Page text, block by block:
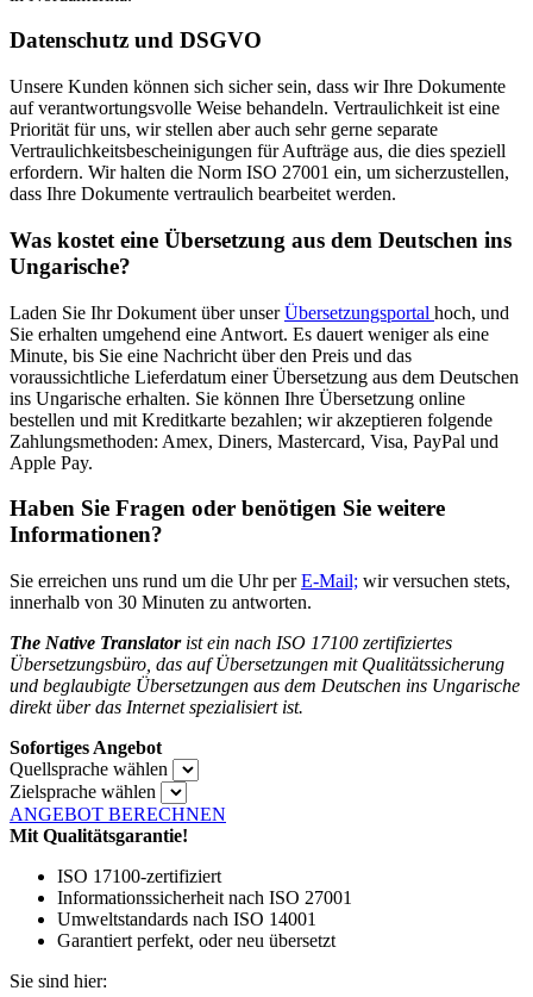
Datenschutz und DSGVO
Unsere Kunden können sich sicher sein, dass wir Ihre Dokumente
auf verantwortungsvolle Weise behandeln. Vertraulichkeit ist eine
Priorität für uns, wir stellen aber auch sehr gerne separate
Vertraulichkeitsbescheinigungen für Aufträge aus, die dies speziell
erfordern. Wir halten die Norm ISO 27001 ein, um sicherzustellen,
dass Ihre Dokumente vertraulich bearbeitet werden.
Was kostet eine Übersetzung aus dem Deutschen ins
Ungarische?
Laden Sie Ihr Dokument über unserÜbersetzungsportal hoch, und
Sie erhalten umgehend eine Antwort. Es dauert weniger als eine
Minute, bis Sie eine Nachricht über den Preis und das
voraussichtliche Lieferdatum einer Übersetzung aus dem Deutschen
ins Ungarische erhalten. Sie können Ihre Übersetzung online
bestellen und mit Kreditkarte bezahlen; wir akzeptieren folgende
Zahlungsmethoden: Amex, Diners, Mastercard, Visa, PayPal und
Apple Pay.
Haben Sie Fragen oder benötigen Sie weitere
Informationen?
Sie erreichen uns rund um die Uhr perE-Mail; wir versuchen stets,
innerhalb von 30 Minuten zu antworten.
The Native Translator ist ein nach ISO 17100 zertifiziertes
Übersetzungsbüro, das auf Übersetzungen mit Qualitätssicherung
und beglaubigte Übersetzungen aus dem Deutschen ins Ungarische
direkt über das Internet spezialisiert ist.
Sofortiges Angebot
Quellsprache wählen
Zielsprache wählen
ANGEBOT BERECHNEN
Mit Qualitätsgarantie!
ISO 17100-zertifiziert
Informationssicherheit nach ISO 27001
Umweltstandards nach ISO 14001
Garantiert perfekt, oder neu übersetzt
Sie sind hier: